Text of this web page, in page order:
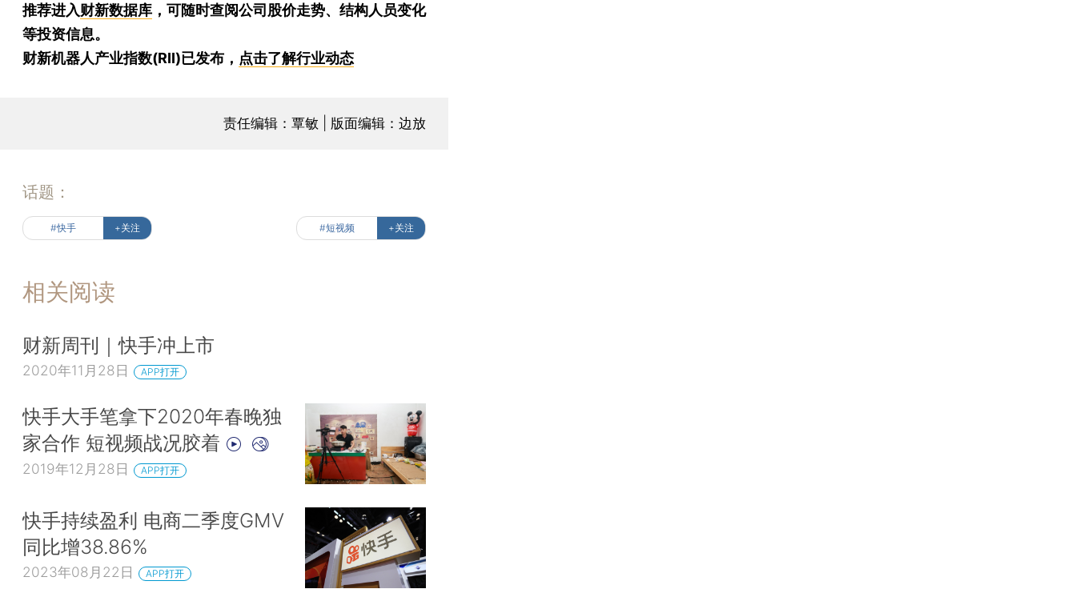
推荐进入财新数据库 ，可随时查阅公司股价走势、结构人员变化
等投资信息。
财新机器人产业指数(RII)已发布， 点击了解行业动态
责任编辑：覃敏 | 版面编辑：边放
话题：
#快手 +关注 #短视频 +关注
相关阅读
财新周刊｜快手冲上市
2020年11月28日 APP打开
快手大手笔拿下2020年春晚独
家合作 短视频战况胶着
2019年12月28日 APP打开
快手持续盈利 电商二季度GMV
同比增38.86%
2023年08月22日 APP打开